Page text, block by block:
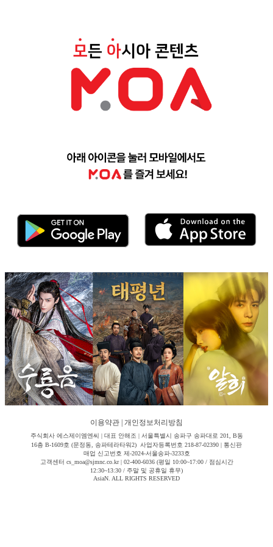
이용약관 개인정보처리방침
주식회사 에스제이엠엔씨 | 대표 안해조 | 서울특별시 송파구 송파대로 201, B동
16층 B-1609호 (문정동, 송파테라타워2) 사업자등록번호 218-87-02390 | 통신판
매업 신고번호 제-2024-서울송파-3233호
고객센터 cs_moa@sjmnc.co.kr | 02-400-6036 (평일 10:00~17:00 / 점심시간
12:30~13:30 / 주말 및 공휴일 휴무)
AsiaN. ALL RIGHTS RESERVED